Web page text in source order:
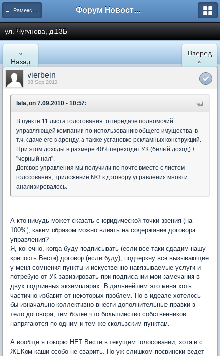
← Раменское Форум Новостройки
ул. Чугунова, д.13Б
«
Назад
Вперед
»
vierbein
08 Sep 2010
lala, on 7.09.2010 - 10:57:
В пункте 11 листа голосования: о передаче полномочий
управляющей компании по использованию общего имущества, в
т.ч. сдаче его в аренду, а также установке рекламных конструкций.
При этом доходы в размере 40% переходит УК (белый доход) +
"черный нал".
Договор управления мы получили по почте вместе с листом
голосования, приложение №3 к договору управления мною и
анализировалось.
А кто-нибудь может сказать с юридической точки зрения (на
100%), каким образом можно влиять на содержание договора
управления?
Я, конечно, когда буду подписывать (если все-таки сдадим нашу
крепость Весте) договор (если буду), подчеркну все вызывающие
у меня сомнения пункты и искуственно навязываемые услуги и
потребую от УК завизировать при подписании мои замечания в
двух подлинных экземплярах. В дальнейшем это меня хоть
частично избавит от некоторых проблем. Но в идеале хотелось
бы изначально коллективно внести дополнительные правки в
тело договора, тем более что большинство собственников
напрягаются по одним и тем же скользским пунктам.
А вообще я говорю НЕТ Весте в текущем голосовании, хотя и с
ЖЕКом каши особо не сварить. Но уж слишком посвински ведет